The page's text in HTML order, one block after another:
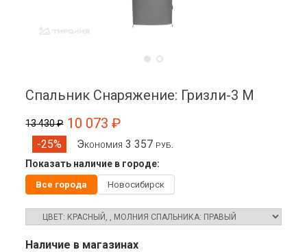
Спальник Снаряжение: Гризли-3 М
13 430 ₽ 10 073 ₽
-25% Экономия 3 357 руб.
Показать наличие в городе:
Все города Новосибирск
Наличие в магазинах